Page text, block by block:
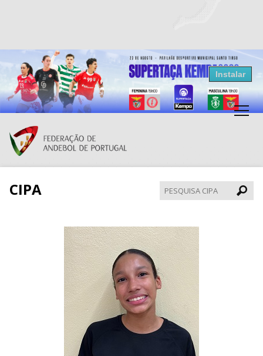
Resultados Andebol
Federação de Andebol de Portugal
Grátis - Disponivel na Play Store
Instalar
CIPA
CIPA